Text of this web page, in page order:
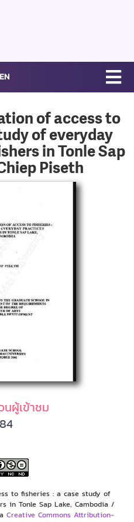
EN
of access to
of everyday
in Tonle Sap
Piseth
นผู้เข้าชม
to fisheries : a case study of
in Tonle Sap Lake, Cambodia /
Creative Commons Attribution-